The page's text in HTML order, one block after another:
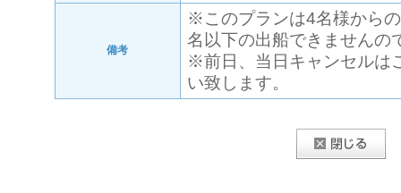
備考
※このプランは4名様から
名以下の出船できませんの
※前日、当日キャンセルは
い致します。